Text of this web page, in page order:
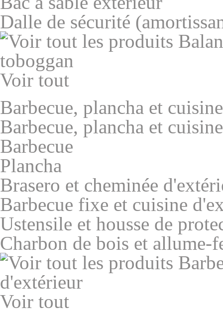
Dalle de sécurité
Voir tout
Barbecue, plancha et
Barbecue, plancha et
Barbecue
Plancha
Brasero et cheminée
Barbecue fixe et cuisine
Ustensile et housse de
Charbon de bois et allume-
Voir tout